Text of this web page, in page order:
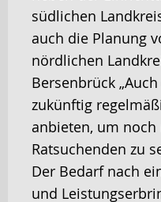
südlichen
auch die Planung
nördlichen
Bersenbrück
zukünftig
anbieten, um noch
Ratsuchenden zu
Der Bedarf nach
und